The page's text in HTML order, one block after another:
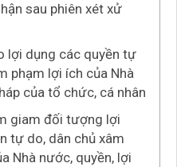
sau phiên xét xử
lợi dụng các quyền tự
phạm lợi ích của Nhà
của tổ chức, cá nhân
giam đối tượng lợi
tự do, dân chủ xâm
Nhà nước, quyền, lợi